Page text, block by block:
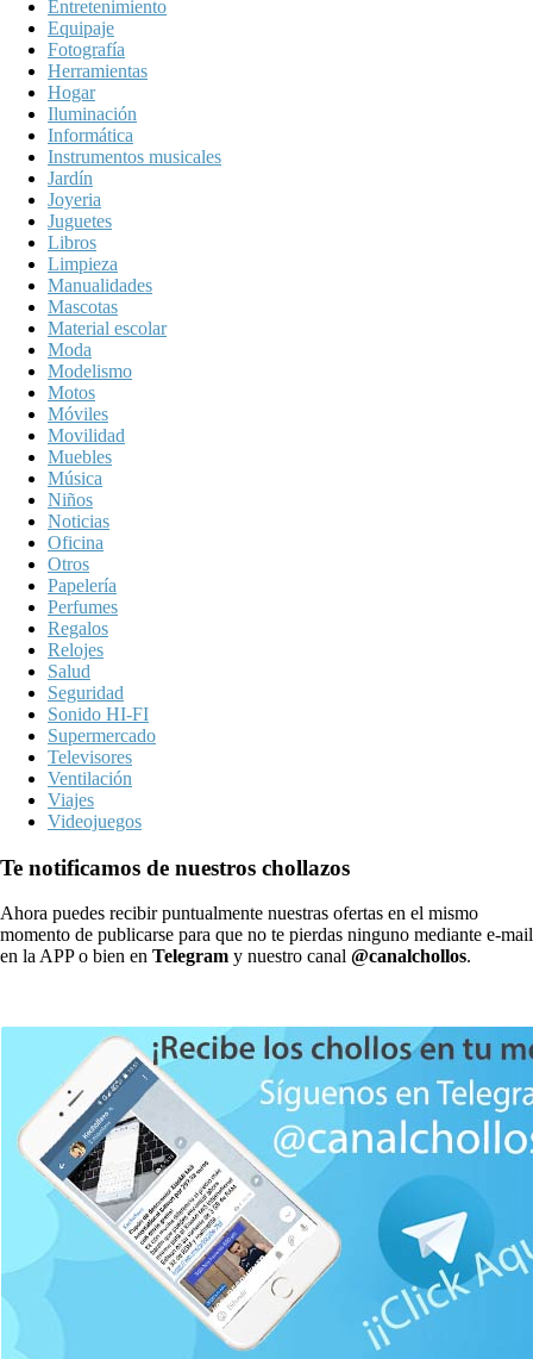
Entretenimiento
Equipaje
Fotografía
Herramientas
Hogar
Iluminación
Informática
Instrumentos musicales
Jardín
Joyeria
Juguetes
Libros
Limpieza
Manualidades
Mascotas
Material escolar
Moda
Modelismo
Motos
Móviles
Movilidad
Muebles
Música
Niños
Noticias
Oficina
Otros
Papelería
Perfumes
Regalos
Relojes
Salud
Seguridad
Sonido HI-FI
Supermercado
Televisores
Ventilación
Viajes
Videojuegos
Te notificamos de nuestros chollazos
Ahora puedes recibir puntualmente nuestras ofertas en el mismo
momento de publicarse para que no te pierdas ninguno mediante e-mail
en la APP o bien en Telegram y nuestro canal @canalchollos.